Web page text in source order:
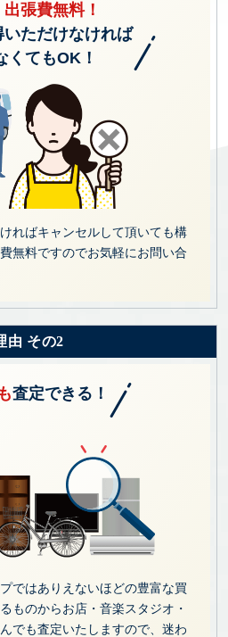
張費無料！
ただけなければ
くてもOK！
ればキャンセルして頂いても構
無料ですのでお気軽にお問い合
由 その2
査定できる！
ではありえないほどの豊富な買
ものからお店・音楽スタジオ・
でも査定いたしますので、迷わ